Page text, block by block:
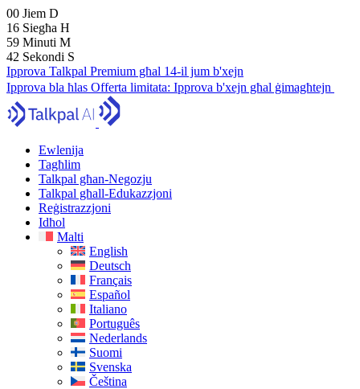
00 Jiem D
16 Siegħa H
59 Minuti M
41 Sekondi S
Ipprova Talkpal Premium għal 14-il jum b'xejn
Ipprova bla ħlas Offerta limitata: Ipprova b'xejn għal ġimagħtejn
Ewlenija
Tagħlim
Talkpal għan-Negozju
Talkpal għall-Edukazzjoni
Reġistrazzjoni
Idħol
Malti
English
Deutsch
Français
Español
Italiano
Português
Nederlands
Suomi
Svenska
Čeština